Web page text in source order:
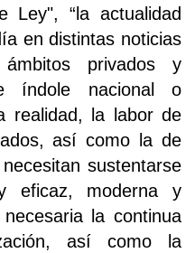
Ley", “la actualidad
en distintas noticias
privados y
índole nacional o
realidad, la labor de
así como la de
sustentarse
eficaz, moderna y
la continua
así como la